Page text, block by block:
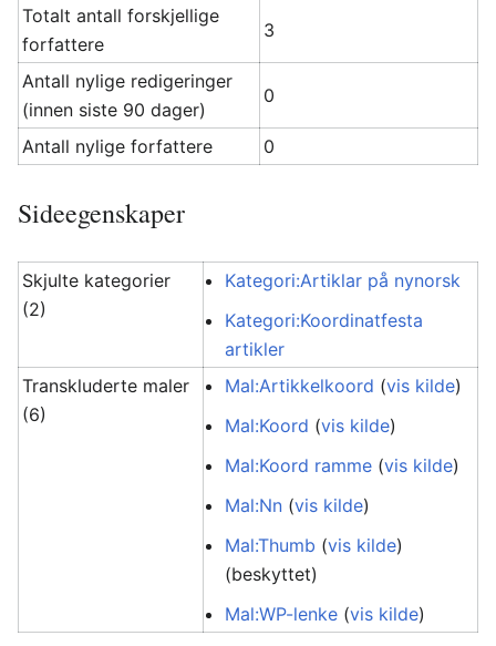
Totalt antall forskjellige
forfattere
3
Antall nylige redigeringer
(innen siste 90 dager)
0
Antall nylige forfattere 0
Sideegenskaper
Skjulte kategorier
(2)
Kategori:Artiklar på nynorsk
Kategori:Koordinatfesta
artikler
Transkluderte maler
(6)
Mal:Artikkelkoord (vis kilde)
Mal:Koord (vis kilde)
Mal:Koord ramme (vis kilde)
Mal:Nn (vis kilde)
Mal:Thumb (vis kilde)
(beskyttet)
Mal:WP-lenke (vis kilde)